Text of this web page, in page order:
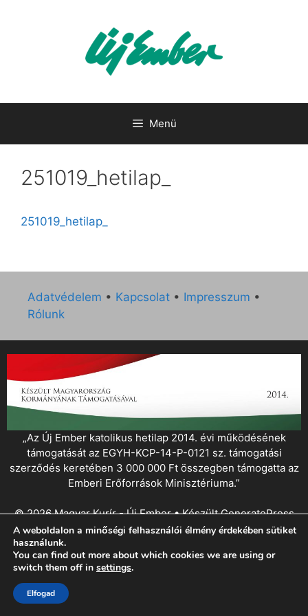
Menü
251019_hetilap_
251019_hetilap_
Adatvédelem • Kapcsolat • Impresszum •
Rólunk
„Az Új Ember katolikus hetilap 2014. évi működésének
támogatását az EGYH-KCP-14-P-0121 sz. támogatási
szerződés keretében 3 000 000 Ft összegben támogatta az
Emberi Erőforrások Minisztériuma.”
© 2026 Magyar Kurír - Új Ember• KészültGeneratePress
A weboldalon a minőségi felhasználói élmény érdekében sütiket
használunk.
You can find out more about which cookies we are using or
switch them off in settings.
Elfogad